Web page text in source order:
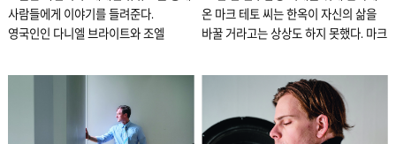
모드, 더 휴먼 리그 같은 영국 신스팝을
많이 들으셨다. 특별히 좋아하는 장르가
들었다. 집에서는 주로 빅 웨더, 마빈
즐겼다. 그러다 사이키델릭 록 장르에
빠져들기 시작했고, 이것저것 다양하게
미디어에 비친 그는 음악도 패션도
기존의 틀을 모두 뛰어넘고 있었다. 그런
호기심이 생겼다. “도쿄 오모테산도가
유행을 선도하는 곳이라 여겨왔는데,
그보다 더 앞서나가는 곳이 한국일 수도
있겠다는 생각이 들었어요. 그날 이후로
다음 직장은 그의 인생을 바꾸는 계기가
되었다. 스테이크하우스의 셰프 중 한
말했기 때문이다. 그 말은 리저우드가
영국으로 갈 결심을 하게 만들었다.
한국은 저에게 새롭고 완전히
낯설면서도 동시에 아주 편안한 느낌을
것을 알지 못해도 편하게 느낄 수 있는
곳이었어요.” 결혼과 문화 반 그늑튼
씨는 2017년 초 한국에 되돌아오게 된
한국어 공부에 푹 빠졌고, 이제는
한국어를 능숙하게 구사한다. 그녀는
능숙한 한국어 실력이 한국 문화를
생각한다. “언어를 통해 그 나라의
문화와 사고방식을 이해할 수 있다고
생산지로, 산 밑 언덕배기에 포도밭이
많다. 흙도 까맣고 볕도 깊다. 그가 지금
있는 이곳도 마찬가지다. 머나먼 타국
그는 자주 고향을 느끼며 산다.
“2017년에 여기로 왔어요. 한국에서
농사도 짓고 와인도 만들 수 있는 곳을
2023’ LPBA 결승전에서 스롱 피아비
선수가 월드챔피언으로 등극했다. 높은
young 金佳映) 선수를 제치고 거머쥔
남달랐던 경기였다. 세트스코어 4-
3으로 승리를 확정 지은 이번 경기를
그렇게 시작한 이후 블로그는 두 개의
사업으로 진화했는데, 미디어 콘텐츠
Optimization: 검색 엔진 최적화)
마케팅 회사가 그것이다. 벨기에의
조용한 도시 이프르(Ypres)에서
태어나고 자란 29세의 마리 부스는
사람들에게 이야기를 들려준다.
영국인인 다니엘 브라이트와 조엘
다가가 식사를 하거나 술 한잔하면서
브라이트와 베넷은 유튜브 ‘단앤조엘’
채널을 운영하고 있다. 서울 마포구
온 마크 테토 씨는 한옥이 자신의 삶을
바꿀 거라고는 상상도 하지 못했다. 마크
예술과 문화에 더 깊은 지식과 관심을
갖게 되었고, 여전히 한국의 예술가들을
만나며 한국의 아름다움에 대해 배우고
있다. 마크 테토 씨는 한국인들이 보기에